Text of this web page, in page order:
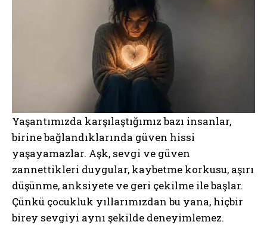
Yaşantımızda karşılaştığımız bazı insanlar,
birine bağlandıklarında güven hissi
yaşayamazlar. Aşk, sevgi ve güven
zannettikleri duygular, kaybetme korkusu, aşırı
düşünme, anksiyete ve geri çekilme ile başlar.
Çünkü çocukluk yıllarımızdan bu yana, hiçbir
birey sevgiyi aynı şekilde deneyimlemez.